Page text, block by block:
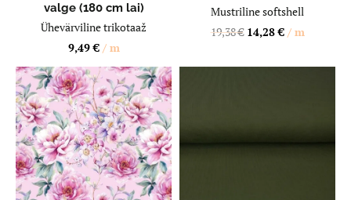
valge (180 cm lai)
Ühevärviline trikotaaž
9,49€ / m
Mustriline softshell
19,38€ 14,28€ / m